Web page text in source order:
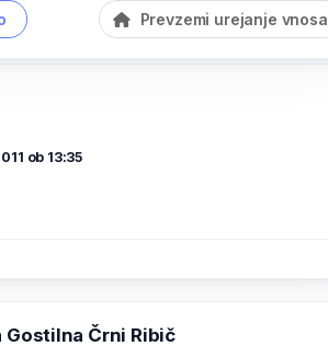
Prevzemi urejanje vnosa
ob 13:35
Črni Ribič